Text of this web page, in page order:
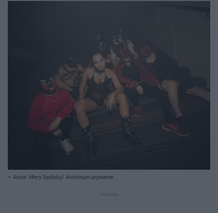
Autor: Mery Spolsky/ Archiwum prywatne